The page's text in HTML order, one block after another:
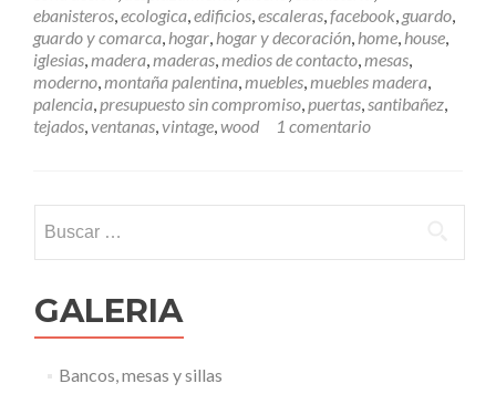
s
C
ó
m
o
p
r
ebanisteros,ecologica,edificios,escaleras,facebook, guardo,
guardo y comarca, hogar, hogar y decoración, home, house,
iglesias,madera,maderas,medios de contacto,mesas,
moderno,montaña palentina,muebles,muebles madera,
palencia,presupuesto sin compromiso,puertas,santibañez,
tejados,ventanas,vintage,wood 1 comentario
GALERIA
Bancos, mesas y sillas